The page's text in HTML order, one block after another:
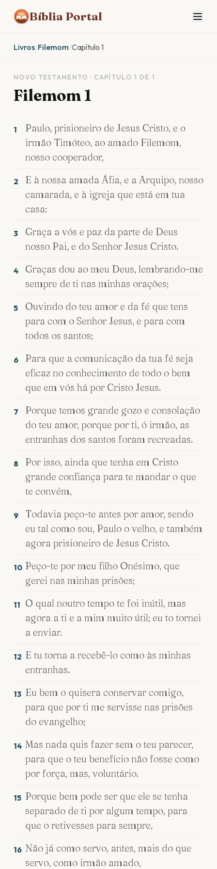
Bíblia Portal
Livros/Filemom/Capítulo 1
NOVO TESTAMENTO · CAPÍTULO 1 DE 1
Filemom 1
1
Paulo, prisioneiro de Jesus Cristo, e o
irmão Timóteo, ao amado Filemom,
nosso cooperador,
2
E à nossa amada Áfia, e a Arquipo, nosso
camarada, e à igreja que está em tua
casa:
3
Graça a vós e paz da parte de Deus
nosso Pai, e do Senhor Jesus Cristo.
4
Graças dou ao meu Deus, lembrando-me
sempre de ti nas minhas orações;
5
Ouvindo do teu amor e da fé que tens
para com o Senhor Jesus, e para com
todos os santos;
6
Para que a comunicação da tua fé seja
eficaz no conhecimento de todo o bem
que em vós há por Cristo Jesus.
7
Porque temos grande gozo e consolação
do teu amor, porque por ti, ó irmão, as
entranhas dos santos foram recreadas.
8
Por isso, ainda que tenha em Cristo
grande confiança para te mandar o que
te convém,
9
Todavia peço-te antes por amor, sendo
eu tal como sou, Paulo o velho, e também
agora prisioneiro de Jesus Cristo.
10 Peço-te por meu filho Onésimo, que
gerei nas minhas prisões;
11 O qual noutro tempo te foi inútil, mas
agora a ti e a mim muito útil; eu to tornei
a enviar.
12 E tu torna a recebê-lo como às minhas
entranhas.
13 Eu bem o quisera conservar comigo,
para que por ti me servisse nas prisões
do evangelho;
14 Mas nada quis fazer sem o teu parecer,
para que o teu benefício não fosse como
por força, mas, voluntário.
15 Porque bem pode ser que ele se tenha
separado de ti por algum tempo, para
que o retivesses para sempre,
16 Não já como servo, antes, mais do que
servo, como irmão amado,